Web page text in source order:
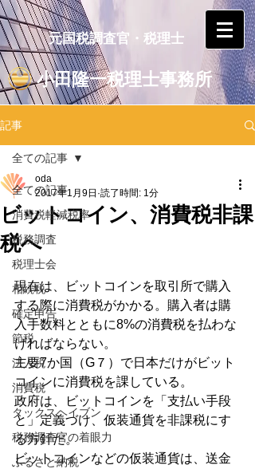
元国税調査官・税理士
小田隆一税理士事務所
記事
全ての記事
消費税軽減税率
税務調査
税理士会
相続税
確定申告
節税
法人税
消費税
タックスヘイブン
税務調査官の着眼力
ふるさと納税
全ての記事
ビットコイン、消費税非課
税へ
oda
2017年1月9日 読了時間: 1分
現在は、ビットコインを取引所で購入
する際に消費税がかかる。購入者は購
入手数料とともに8%の消費税を払わな
ければならない。
主要7か国（G７）で日本だけがビット
コインに消費税を課している。
政府は、ビットコインを「支払い手段
と」定義づけ、仮装通貨を非課税にす
る方針だ。
ビットコインなどの仮装通貨は、送金